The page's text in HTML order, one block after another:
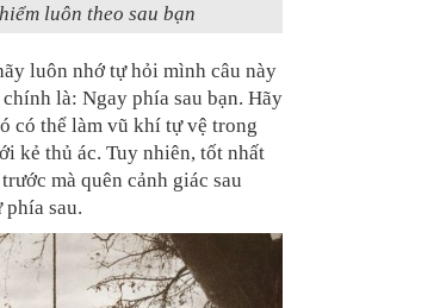
luôn theo sau bạn
luôn nhớ tự hỏi mình câu này
là: Ngay phía sau bạn. Hãy
có thể làm vũ khí tự vệ trong
kẻ thủ ác. Tuy nhiên, tốt nhất
mà quên cảnh giác sau
sau.